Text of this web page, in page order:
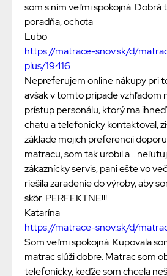
som s ním veľmi spokojná. Dobrá
poradňa, ochota
Lubo
https://matrace-snov.sk/d/
plus/19416
Nepreferujem online nákupy pri
avšak v tomto prípade vzhľadom
prístup personálu, ktorý ma
chatu a telefonicky kontaktoval,
základe mojich preferencií
matracu, som tak urobil a ..
zákaznícky servis, pani ešte vo
riešila zaradenie do výroby, aby
skôr. PERFEKTNE!!!
Katarína
https://matrace-snov.sk/d/
Som veľmi spokojná. Kupovala
matrac slúži dobre. Matrac som
telefonicky, keďže som chcela